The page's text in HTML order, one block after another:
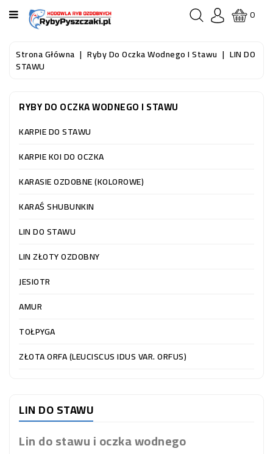
KATEGORIA
STRONA
GŁÓWNA
AKWARIOWE
RYBY
DO
WODNEGO
STAWU
AKWARYSTYKA
(SPRZĘT)
OCZKO
(SPRZĘT)
KONTAKT
NAMI
0
Strona Główna Ryby Do Oczka Wodnego I Stawu LIN DO
STAWU
RYBY DO OCZKA WODNEGO I STAWU
KARPIE DO STAWU
KARPIE KOI DO OCZKA
KARASIE OZDOBNE (KOLOROWE)
KARAŚ SHUBUNKIN
LIN DO STAWU
LIN ZŁOTY OZDOBNY
JESIOTR
AMUR
TOŁPYGA
ZŁOTA ORFA (LEUCISCUS IDUS VAR. ORFUS)
LIN DO STAWU
Lin do stawu i oczka wodnego